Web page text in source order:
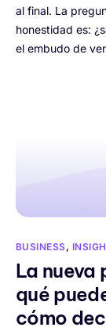
al final. La
honestidad es:
el embudo de
BUSINESS,
La nueva
qué
cómo